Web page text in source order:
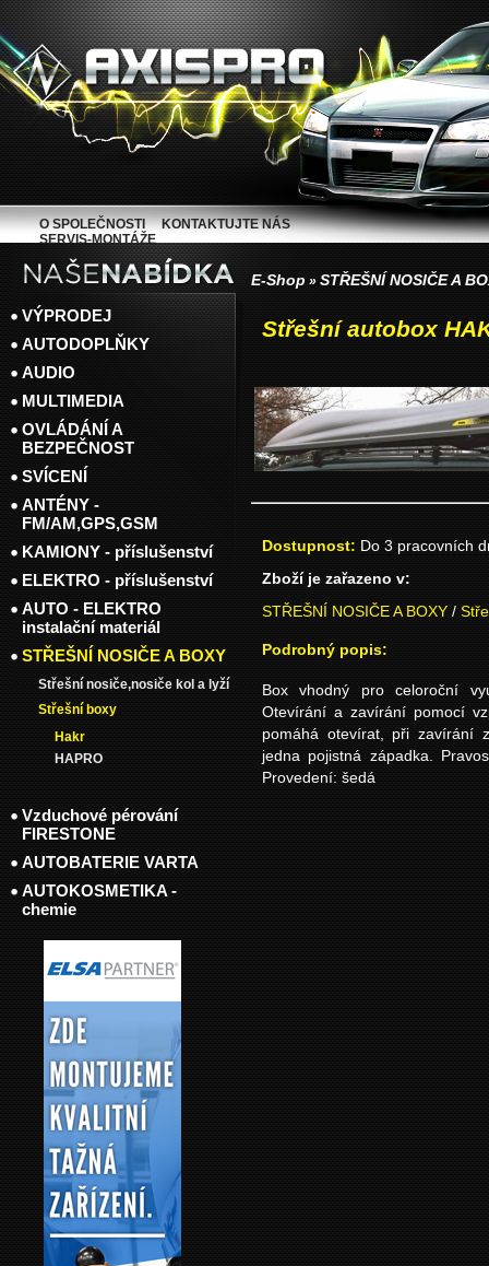
E-Shop » STŘEŠNÍ NOSIČE A
Střešní autobox
Dostupnost: Do 3 pracovních
Zboží je zařazeno v:
STŘEŠNÍ NOSIČE A BOXY /
Podrobný popis:
Box vhodný pro celoroční
Otevírání a zavírání pomocí
pomáhá otevírat, při zavírání
jedna pojistná západka.
Provedení: šedá
VÝPRODEJ
AUTODOPLŇKY
AUDIO
MULTIMEDIA
OVLÁDÁNÍ A
BEZPEČNOST
SVÍCENÍ
ANTÉNY -
FM/AM,GPS,GSM
KAMIONY - příslušenství
ELEKTRO - příslušenství
AUTO - ELEKTRO
instalační materiál
STŘEŠNÍ NOSIČE A BOXY
Střešní nosiče,nosiče kol a lyží
Střešní boxy
Hakr
HAPRO
Vzduchové pérování
FIRESTONE
AUTOBATERIE VARTA
AUTOKOSMETIKA -
chemie
O SPOLEČNOSTI
KONTAKTUJTE NÁS
SERVIS-MONTÁŽE